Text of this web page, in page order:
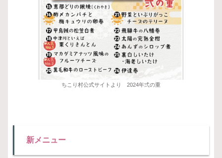
ちこり村公式サイトより 2024年弍の重
新メニュー